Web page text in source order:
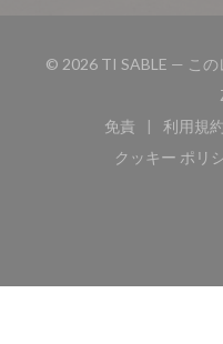
© 2026 TI SABLE — この
免責
((新しいウィ
利用規約
((
クッキー ポリ
((